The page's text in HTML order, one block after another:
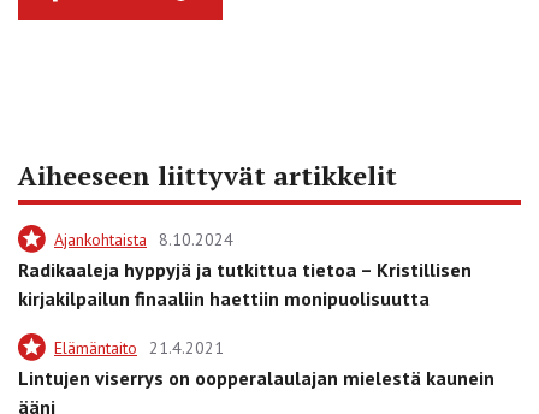
Aiheeseen liittyvät artikkelit
Ajankohtaista 8.10.2024
Radikaaleja hyppyjä ja tutkittua tietoa – Kristillisen
kirjakilpailun finaaliin haettiin monipuolisuutta
Elämäntaito 21.4.2021
Lintujen viserrys on oopperalaulajan mielestä kaunein
ääni